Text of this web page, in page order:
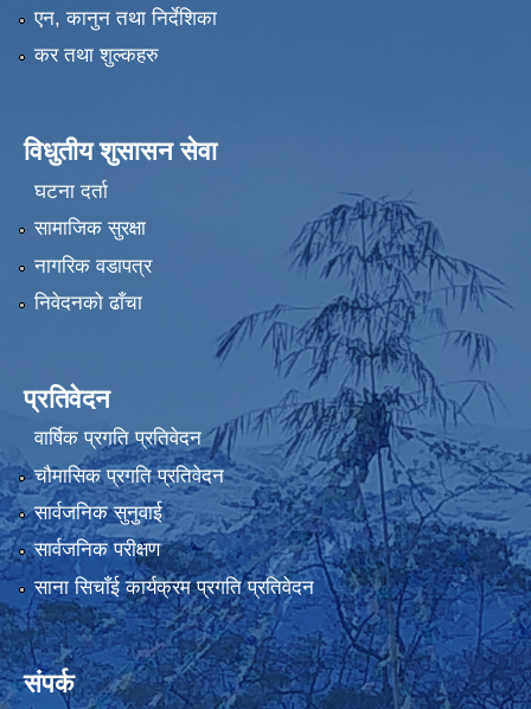
एन, कानुन तथा निर्देशिका
कर तथा शुल्कहरु
विधुतीय शुसासन सेवा
घटना दर्ता
सामाजिक सुरक्षा
नागरिक वडापत्र
निवेदनको ढाँचा
प्रतिवेदन
वार्षिक प्रगति प्रतिवेदन
चौमासिक प्रगति प्रतिवेदन
सार्वजनिक सुनुवाई
सार्वजनिक परीक्षण
साना सिचाँई कार्यक्रम प्रगति प्रतिवेदन
संपर्क